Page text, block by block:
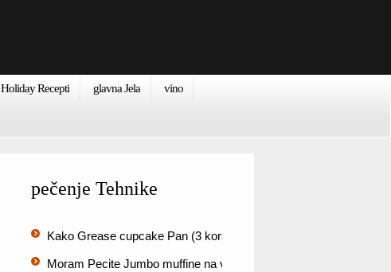
Holiday Recepti glavna Jela vino
pečenje Tehnike
Kako Grease cupcake Pan (3 koraka)
Moram Pecite Jumbo muffine na visokim Temps